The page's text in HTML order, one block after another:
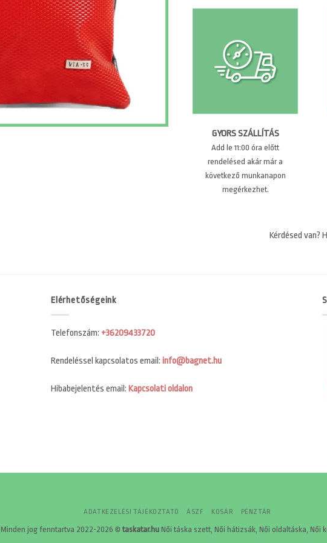
GYORS SZÁLLÍTÁS
Add le 11:00 óra előtt
rendelésed akár már a
következő munkanapon
megérkezhet.
Kérdésed van?
Elérhetőségeink
Telefonszám: +36209433720
Rendeléssel kapcsolatos email: info@bagnet.hu
Hibabejelentés email: Kapcsolati oldalon
ADATKEZELÉSI TÁJÉKOZTATÓ ÁSZF KOSÁR PÉNZTÁR
Minden jog fenntartva 2022-2026 ©taskatar.huNői táska szett, Női hátizsák, Női oldaltáska, Női